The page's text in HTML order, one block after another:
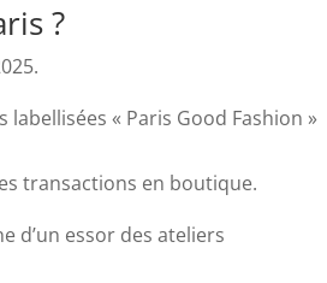
?
« Paris Good Fashion »
transactions en boutique.
d’un essor des ateliers